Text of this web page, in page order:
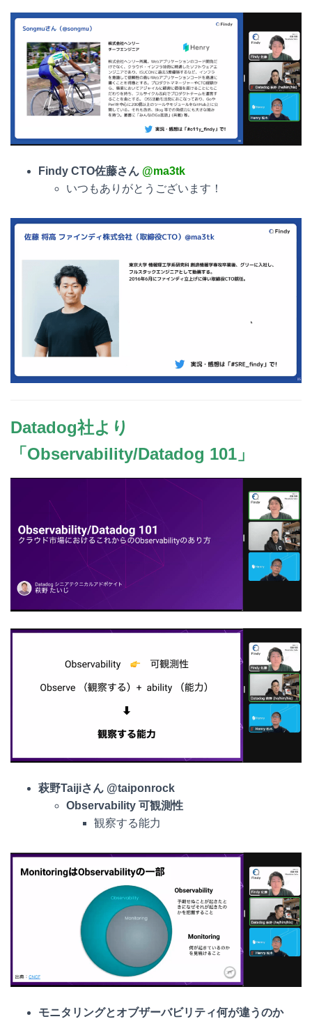
Findy CTO佐藤さん @ma3tk
いつもありがとうございます！
Datadog社より
「Observability/Datadog 101」
萩野Taijiさん @taiponrock
Observability 可観測性
観察する能力
モニタリングとオブザーバビリティ何が違うのか